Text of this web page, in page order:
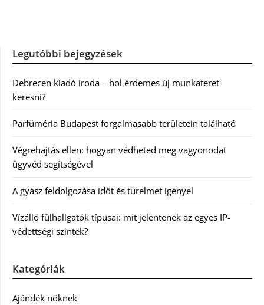
Legutóbbi bejegyzések
Debrecen kiadó iroda – hol érdemes új munkateret
keresni?
Parfüméria Budapest forgalmasabb területein található
Végrehajtás ellen: hogyan védheted meg vagyonodat
ügyvéd segítségével
A gyász feldolgozása időt és türelmet igényel
Vízálló fülhallgatók típusai: mit jelentenek az egyes IP-
védettségi szintek?
Kategóriák
Ajándék nőknek